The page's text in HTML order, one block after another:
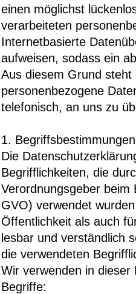
einen möglichst
verarbeiteten
Internetbasierte
aufweisen, sodass ein
Aus diesem Grund
personenbezogene
telefonisch, an uns zu
1. Begriffsbestimmungen
Die
Begrifflichkeiten, die
Verordnungsgeber
GVO) verwendet
Öffentlichkeit als auch
lesbar und verständlich
die verwendeten
Wir verwenden in
Begriffe: